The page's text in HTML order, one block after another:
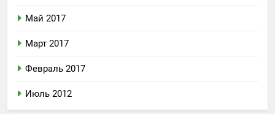
Май 2017
Март 2017
Февраль 2017
Июль 2012